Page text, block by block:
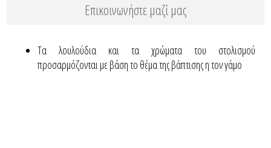
Επικοινωνήστε μαζί μας
Τα λουλούδια και τα χρώματα του στολισμού
προσαρμόζονται με βάση το θέμα της βάπτισης η τον γάμο